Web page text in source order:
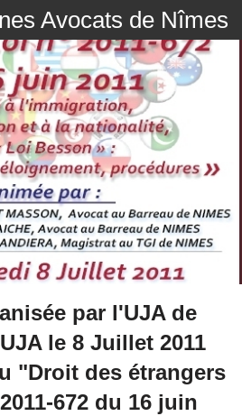
Avocats de Nîmes
par l'UJA de
le 8 Juillet 2011
"Droit des étrangers
672 du 16 juin